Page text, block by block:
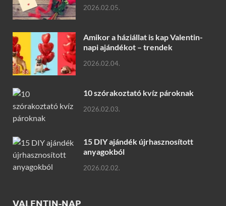
2026.02.05.
Amikor a háziállat is kap Valentin-
napi ajándékot – trendek
2026.02.04.
10 szórakoztató kvíz pároknak
2026.02.03.
15 DIY ajándék újrhasznosított
anyagokból
2026.02.02.
VALENTIN-NAP